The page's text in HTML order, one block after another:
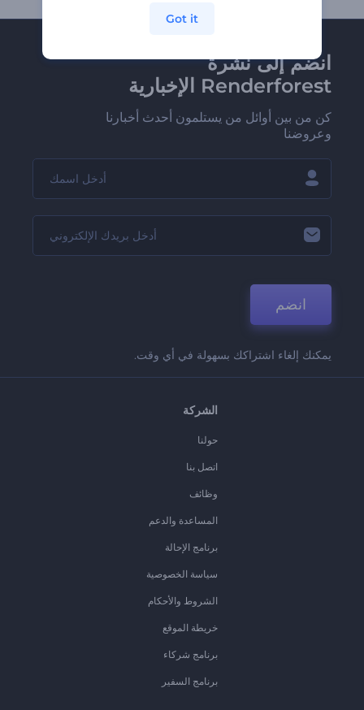
انضم إلى نشرة
Renderforest الإخبارية
كن من بين أوائل من يستلمون أحدث أخبارنا
وعروضنا
انضم
يمكنك إلغاء اشتراكك بسهولة في أي وقت.
الشركة
حولنا
اتصل بنا
وظائف
المساعدة والدعم
برنامج الإحالة
سياسة الخصوصية
الشروط والأحكام
خريطة الموقع
برنامج شركاء
برنامج السفير
Got it